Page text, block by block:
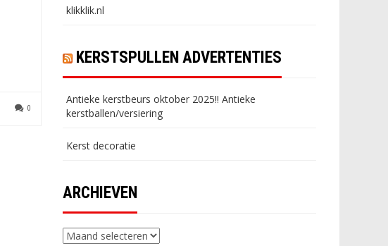
0
klikklik.nl
KERSTSPULLEN ADVERTENTIES
Antieke kerstbeurs oktober 2025!! Antieke
kerstballen/versiering
Kerst decoratie
ARCHIEVEN
Archieven